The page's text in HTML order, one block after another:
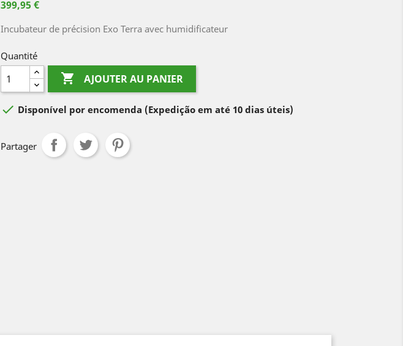
399,95 €
Incubateur de précision Exo Terra avec humidificateur
Quantité
 AJOUTER AU PANIER
 Disponível por encomenda (Expedição em até 10 dias úteis)
Partager